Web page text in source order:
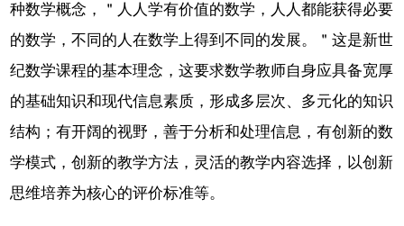
种数学概念，＂人人学有价值的数学，人人都能获得必要
的数学，不同的人在数学上得到不同的发展。＂这是新世
纪数学课程的基本理念，这要求数学教师自身应具备宽厚
的基础知识和现代信息素质，形成多层次、多元化的知识
结构；有开阔的视野，善于分析和处理信息，有创新的数
学模式，创新的教学方法，灵活的教学内容选择，以创新
思维培养为核心的评价标准等。